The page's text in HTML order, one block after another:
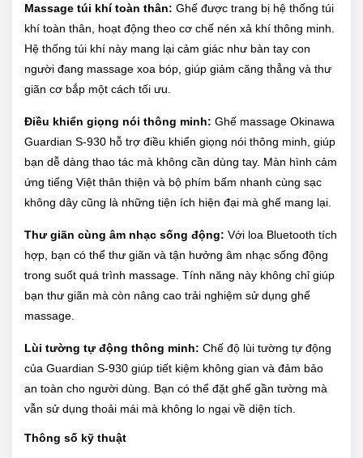
Massage túi khí toàn thân: Ghế được trang bị hệ thống túi
khí toàn thân, hoạt động theo cơ chế nén xả khí thông minh.
Hệ thống túi khí này mang lại cảm giác như bàn tay con
người đang massage xoa bóp, giúp giảm căng thẳng và thư
giãn cơ bắp một cách tối ưu.
Điều khiển giọng nói thông minh: Ghế massage Okinawa
Guardian S-930 hỗ trợ điều khiển giọng nói thông minh, giúp
bạn dễ dàng thao tác mà không cần dùng tay. Màn hình cảm
ứng tiếng Việt thân thiện và bộ phím bấm nhanh cùng sạc
không dây cũng là những tiện ích hiện đại mà ghế mang lại.
Thư giãn cùng âm nhạc sống động: Với loa Bluetooth tích
hợp, bạn có thể thư giãn và tận hưởng âm nhạc sống động
trong suốt quá trình massage. Tính năng này không chỉ giúp
bạn thư giãn mà còn nâng cao trải nghiệm sử dụng ghế
massage.
Lùi tường tự động thông minh: Chế độ lùi tường tự động
của Guardian S-930 giúp tiết kiệm không gian và đảm bảo
an toàn cho người dùng. Bạn có thể đặt ghế gần tường mà
vẫn sử dụng thoải mái mà không lo ngại về diện tích.
Thông số kỹ thuật